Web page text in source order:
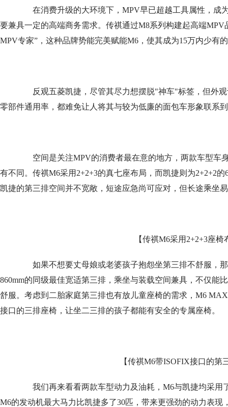
在消费升级的大环境下，MPV早已超越工具属性，成
要兼具一定的高端商务需求。传祺通过M8系列构建起高端
MPV专家”，这种品牌势能完美赋能M6，使其成为15万内少有
反观五菱凯捷，尽管其尽力想摆脱"神车"标签，但外观
零部件通用率，都难免让人将其与较为低廉的面包车形象联系
空间是关注MPV的消费者最在意的地方，两款车型车
有不同。传祺M6采用2+2+3的真七座布局，而凯捷则为2+2+2
凯捷的第三排空间并不宽敞，短途应急尚可应对，但长途乘坐
【传祺M6采用2+2+3座椅
如果不想要丈母娘或老婆孩子抱怨坐第三排不舒服，那
860mm的同级最佳宽适第三排，乘坐与装载空间兼具，不仅能
舒服。考虑到二胎家庭第三排也有放儿童座椅的需求，M6
接口的三排座椅，让坐二三排的孩子都能有安全的专属座椅。
【传祺M6带ISOFIX接口的第
我们再来看看两款车型动力及油耗，M6与凯捷均采用
M6的发动机最大马力比凯捷多了30匹，带来更强劲的动力表现